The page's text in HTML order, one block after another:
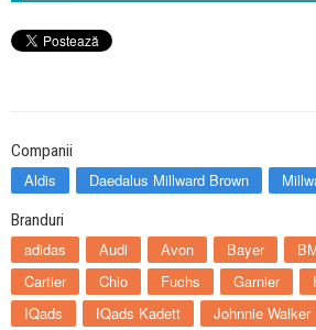
Companii
Aldis Daedalus Millward Brown
Branduri
adidas Audi Avon Bayer
Cartier
Chio Fuchs Garnier
IQads
IQads Kadett Johnnie Walker